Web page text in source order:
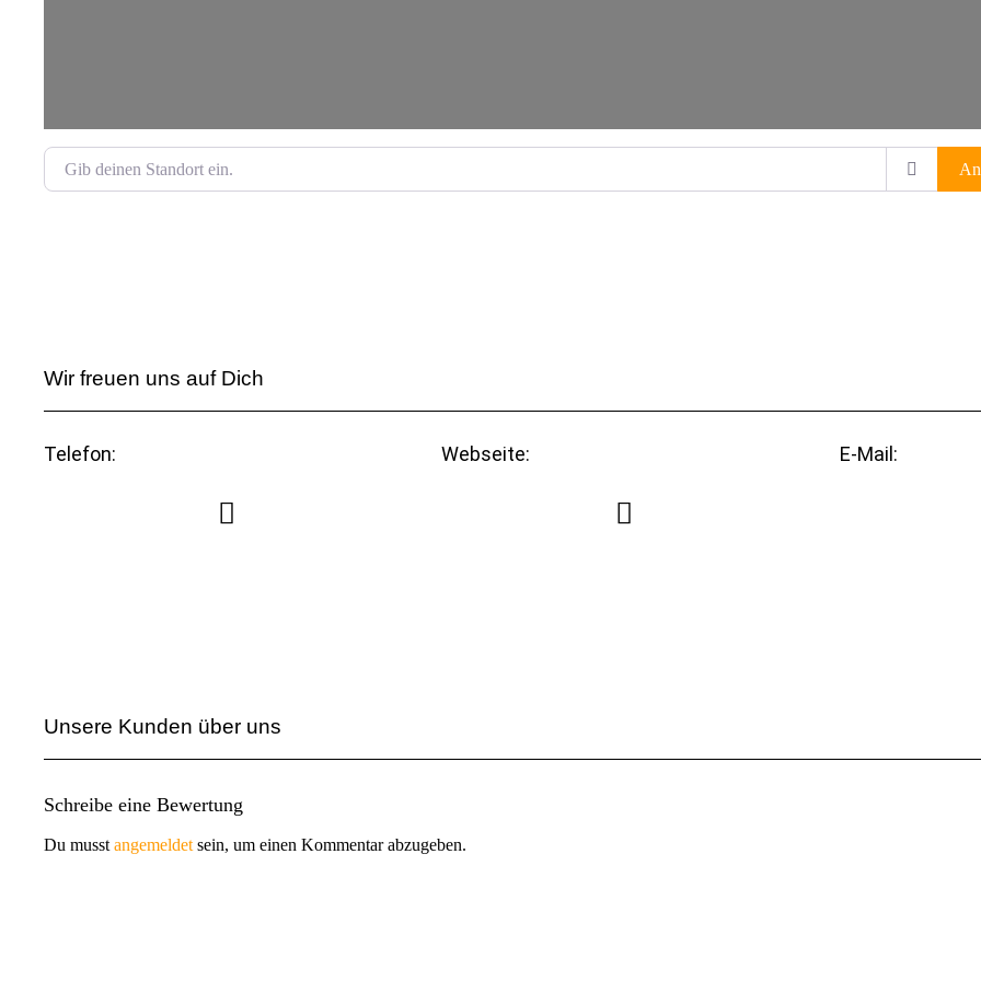
Gib deinen Standort ein.
Wir freuen uns auf Dich
Telefon: Webseite: E-Mail:
Unsere Kunden über uns
Schreibe eine Bewertung
Du musst angemeldet sein, um einen Kommentar abzugeben.